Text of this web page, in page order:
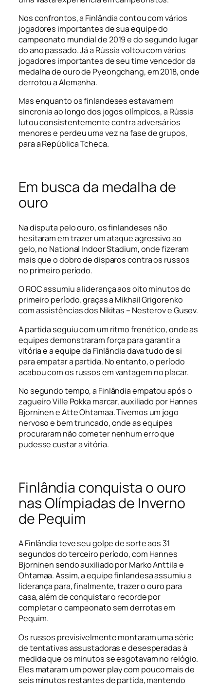
Nos confrontos, a Finlândia contou com vários
jogadores importantes de sua equipe do
campeonato mundial de 2019 e do segundo lugar
do ano passado. Já a Rússia voltou com vários
jogadores importantes de seu time vencedor da
medalha de ouro de Pyeongchang, em 2018, onde
derrotou a Alemanha.
Mas enquanto os finlandeses estavam em
sincronia ao longo dos jogos olímpicos, a Rússia
lutou consistentemente contra adversários
menores e perdeu uma vez na fase de grupos,
para a República Tcheca.
Em busca da medalha de
ouro
Na disputa pelo ouro, os finlandeses não
hesitaram em trazer um ataque agressivo ao
gelo, no National Indoor Stadium, onde fizeram
mais que o dobro de disparos contra os russos
no primeiro período.
O ROC assumiu a liderança aos oito minutos do
primeiro período, graças a Mikhail Grigorenko
com assistências dos Nikitas – Nesterov e Gusev.
A partida seguiu com um ritmo frenético, onde as
equipes demonstraram força para garantir a
vitória e a equipe da Finlândia dava tudo de si
para empatar a partida. No entanto, o período
acabou com os russos em vantagem no placar.
No segundo tempo, a Finlândia empatou após o
zagueiro Ville Pokka marcar, auxiliado por Hannes
Bjorninen e Atte Ohtamaa. Tivemos um jogo
nervoso e bem truncado, onde as equipes
procuraram não cometer nenhum erro que
pudesse custar a vitória.
Finlândia conquista o ouro
nas Olímpiadas de Inverno
de Pequim
A Finlândia teve seu golpe de sorte aos 31
segundos do terceiro período, com Hannes
Bjorninen sendo auxiliado por Marko Anttila e
Ohtamaa. Assim, a equipe finlandesa assumiu a
liderança para, finalmente, trazer o ouro para
casa, além de conquistar o recorde por
completar o campeonato sem derrotas em
Pequim.
Os russos previsivelmente montaram uma série
de tentativas assustadoras e desesperadas à
medida que os minutos se esgotavam no relógio.
Eles mataram umpower playcom pouco mais de
seis minutos restantes de partida, mantendo